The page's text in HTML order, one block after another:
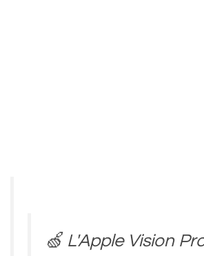
🍏 L'Apple Vision